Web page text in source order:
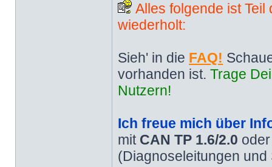
Alles folgende ist
wiederholt:
Sieh' in die FAQ!
vorhanden ist. Trage
Nutzern!
Ich freue mich über
mit CAN TP 1.6/2.0
(Diagnoseleitungen